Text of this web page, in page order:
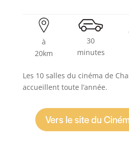
à
20km
30
minutes
Les 10 salles du cinéma de
accueillent toute l’année.
Vers le site du